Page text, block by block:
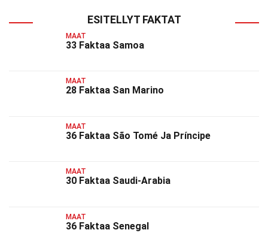
ESITELLYT FAKTAT
MAAT
33 Faktaa Samoa
MAAT
28 Faktaa San Marino
MAAT
36 Faktaa São Tomé Ja Príncipe
MAAT
30 Faktaa Saudi-Arabia
MAAT
36 Faktaa Senegal